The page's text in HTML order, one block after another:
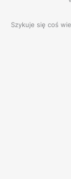
Szykuje się coś